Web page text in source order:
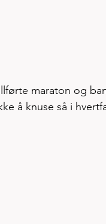
maraton og
å knuse så i